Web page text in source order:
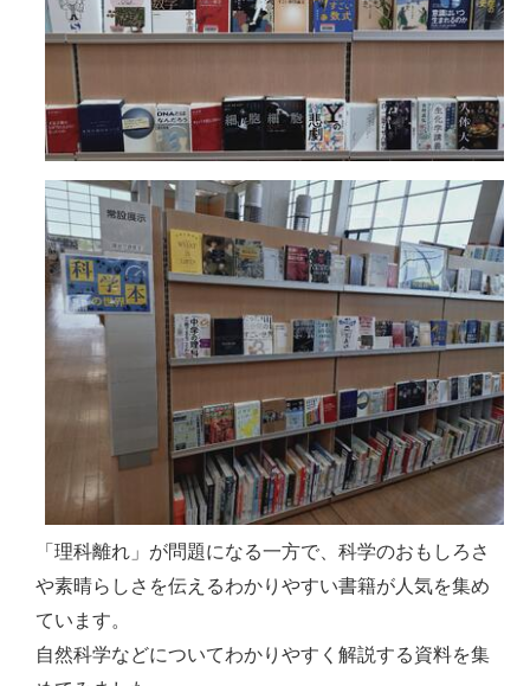
「理科離れ」が問題になる一方で、科学のおもしろさ
や素晴らしさを伝えるわかりやすい書籍が人気を集め
ています。
自然科学などについてわかりやすく解説する資料を集